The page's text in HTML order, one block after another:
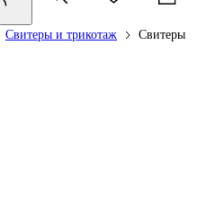
Свитеры и трикотаж Свитеры